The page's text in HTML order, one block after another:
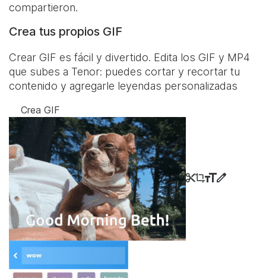
compartieron.
Crea tus propios GIF
Crear GIF es fácil y divertido. Edita los GIF y MP4
que subes a Tenor: puedes cortar y recortar tu
contenido y agregarle leyendas personalizadas
Crea GIF